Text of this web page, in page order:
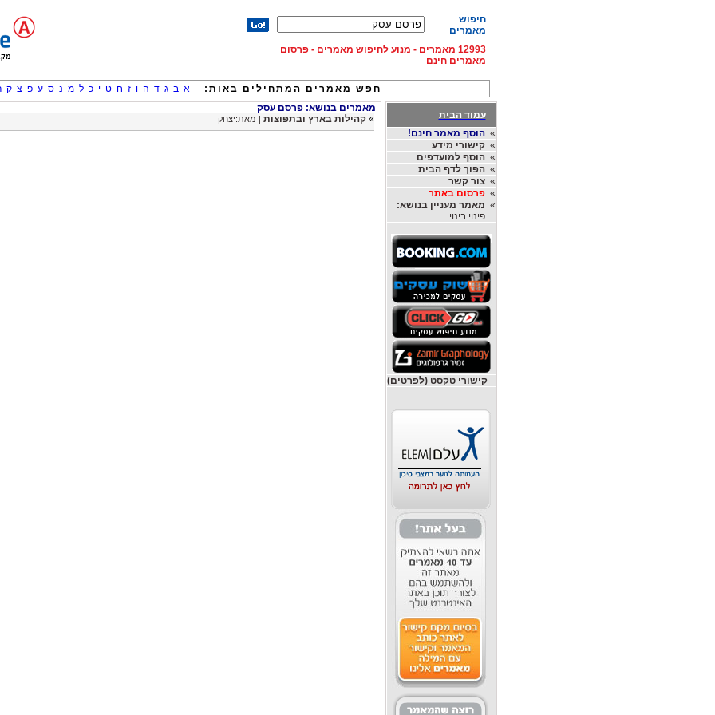
חיפוש
מאמרים
12993 מאמרים - מנוע לחיפוש מאמרים - פרסום
מאמרים חינם
חפש מאמרים המתחילים באות: א ב ג ד ה ו ז ח ט י כ ל מ נ ס ע פ צ ק
עמוד הבית
»הוסף מאמר חינם!
»קישורי מידע
»הוסף למועדפים
»הפוך לדף הבית
»צור קשר
»פרסום באתר
» מאמר מעניין בנושא:
פינוי בינוי
קישורי טקסט (לפרטים)
מאמרים בנושא: פרסם עסק
» קהילות בארץ ובתפוצות | מאת:יצחק